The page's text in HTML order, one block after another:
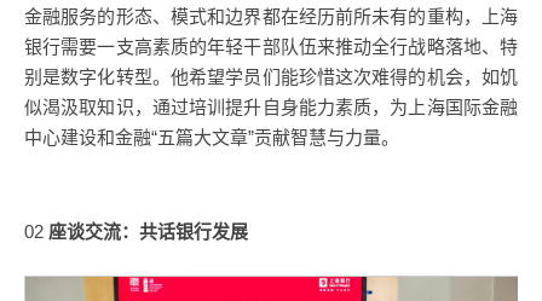
金融服务的形态、模式和边界都在经历前所未有的重构，上海
银行需要一支高素质的年轻干部队伍来推动全行战略落地、特
别是数字化转型。他希望学员们能珍惜这次难得的机会，如饥
似渴汲取知识，通过培训提升自身能力素质，为上海国际金融
中心建设和金融“五篇大文章”贡献智慧与力量。
02 座谈交流：共话银行发展